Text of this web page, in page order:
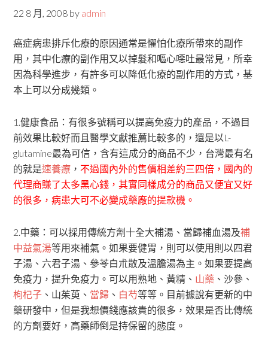
22 8 月, 2008 by admin
癌症病患排斥化療的原因通常是懼怕化療所帶來的副作
用，其中化療的副作用又以掉髮和嘔心噁吐最常見，所幸
因為科學進步，有許多可以降低化療的副作用的方式，基
本上可以分成幾類。
1.健康食品：有很多號稱可以提高免疫力的產品，不過目
前效果比較好而且醫學文獻推薦比較多的，還是以L-
glutamine最為可信，含有這成分的商品不少，台灣最有名
的就是速養療 ， 不過國內外的售價相差約三四倍，國內的
代理商賺了太多黑心錢，其實同樣成分的商品又便宜又好
的很多，病患大可不必變成藥廠的提款機。
2.中藥：可以採用傳統方劑十全大補湯、當歸補血湯及補
中益氣湯等用來補氣。如果要健胃，則可以使用則以四君
子湯、六君子湯、參苓白朮散及溫膽湯為主。如果要提高
免疫力，提升免疫力。可以用熟地、黃精、 山藥 、沙參、
枸杞子 、山茱萸、 當歸 、 白芍等等。目前據說有更新的中
藥研發中，但是我想價錢應該貴的很多，效果是否比傳統
的方劑要好，高藥師倒是持保留的態度。